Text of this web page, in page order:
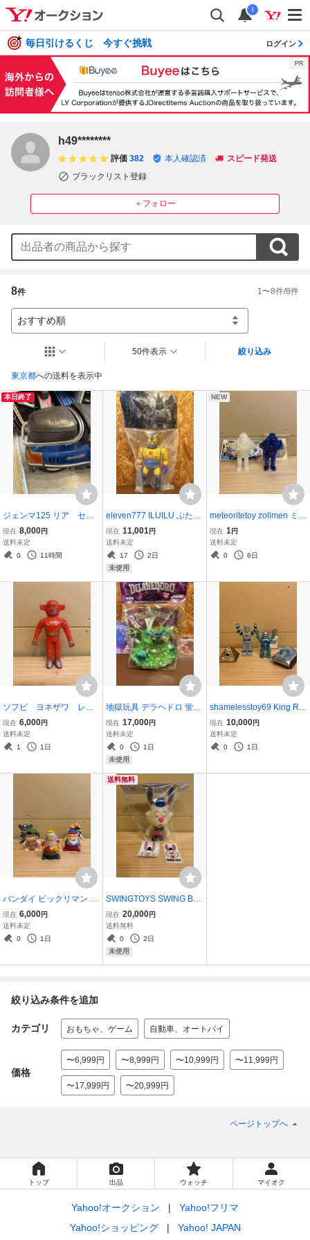
i
毎日引けるくじ 今すぐ挑戦 ログイン
h49********
＋フォロー
評価 382 本人確認済
スピード発送
ブラックリスト登録
8件 1 〜8件/8件
おすすめ順
東京都への送料を表示中
50件表示 絞り込み
本日終了
ジェンマ125 リア セカ
ンド シート
現在 8,000円
送料未定
0
11時間
eleven777 ILUILU ぶたの
はなzollmen ブルマァク
UZUMARK スーフェス IZ
UMONSTERエレガブhxs
リアルヘッドrealhead真
現在 11,001円
送料未定
17
2日
未使用
NEW
meteoritetoy zollmen ミニ
CRUSHER ソフビ sofvi
ゾルメン 廣田彩玩所 リア
ルヘッド 真頭玩具 REA
現在 1 円
送料未定
0
6日
ソフビ ヨネザワ レッ
ドバロン マルサン ブル
マァク 当時物 レトロ
現在 6,000円
送料未定
1
1日
地獄玩具 デラヘドロ 蛍光
グリDELAHEDORO ソフ
ビ （zigoKugang インデ
ィーズ フィギュア
現在 17,000円
送料未定
0
1日
未使用
shamelesstoy69 King Ro
bo VS MechaGorilla 廣田
彩玩所 リアルヘッド
真頭玩具 realxhead R
現在 10,000円
送料未定
0
1日
バンダイ ビックリマン フ
ィギュア スーパーゼウス
スーパーデビル シャーマ
ンカーン ヤマト王子 ソフ
現在 6,000円
送料未定
0
1日
送料無料
SWINGTOYS SWING BU
NNY ソフビ ビッグスイン
グバニー 検) izumonster
HxS nagnagnag 廣田彩玩
所 uzumark realhead かっ
現在 20,000円
送料無料
0
2日
未使用
絞り込み条件を追加
カテゴリ おもちゃ、ゲーム 自動車、オートバイ
価格
〜6,999円 〜8,999円 〜10,999円 〜11,999円
〜17,999円 〜20,999円
ページトップへ
トップ 出品 ウォッチ マイオク
Yahoo!オークション
Yahoo!フリマ
Yahoo!ショッピング
Yahoo! JAPAN